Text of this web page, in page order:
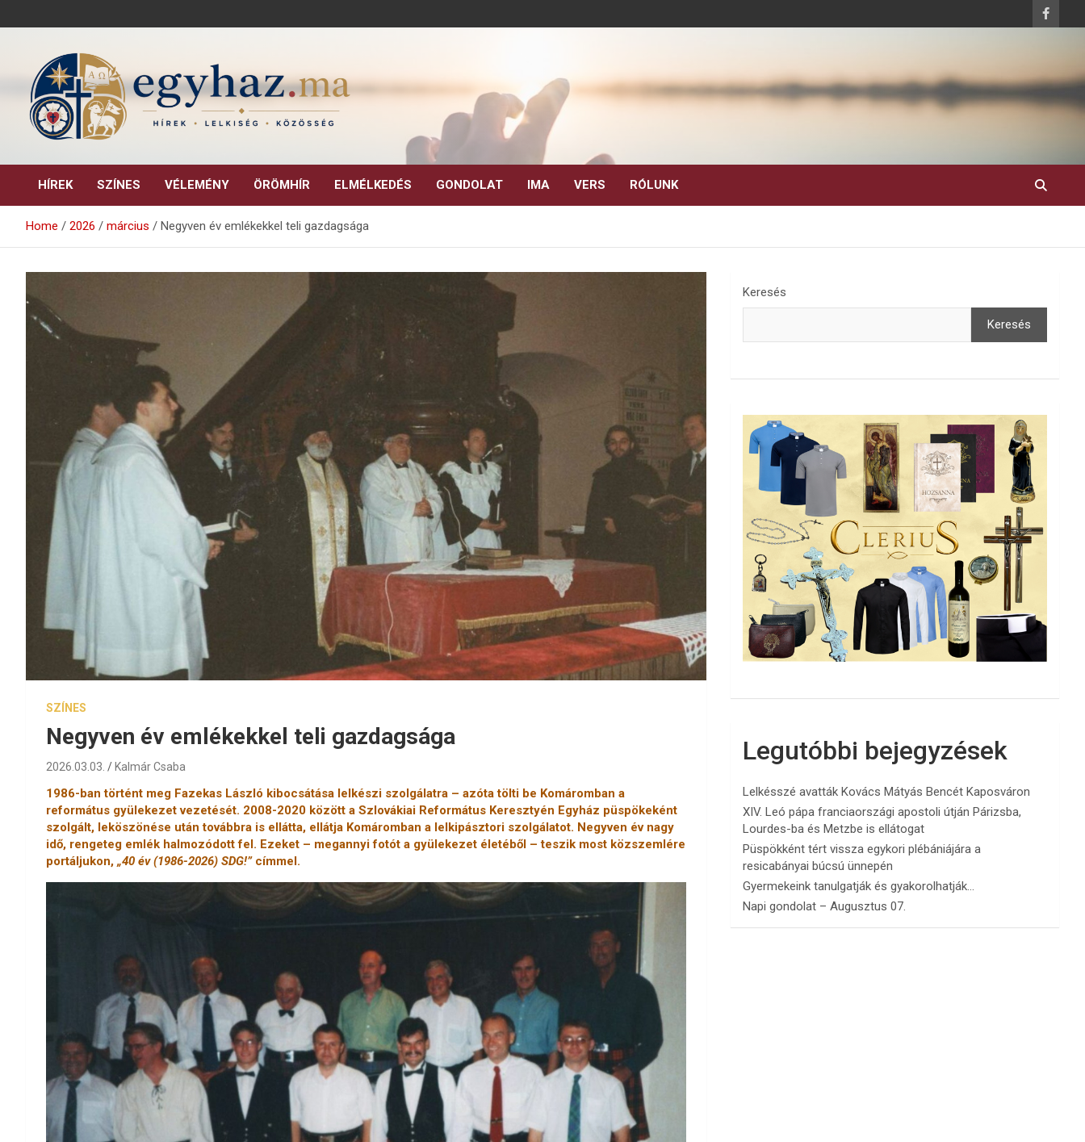
to
egyhaz.ma
HÍREK SZÍNES VÉLEMÉNY ÖRÖMHÍR ELMÉLKEDÉS GONDOLAT IMA VERS RÓLUNK
Home 2026 március Negyven év emlékekkel teli gazdagsága
SZÍNES
Negyven év emlékekkel teli gazdagsága
2026.03.03. Kalmár Csaba
1986-ban történt meg Fazekas László kibocsátása lelkészi szolgálatra – azóta tölti be Komáromban a
református gyülekezet vezetését. 2008-2020 között a Szlovákiai Református Keresztyén Egyház püspökeként
szolgált, leköszönése után továbbra is ellátta, ellátja Komáromban a lelkipásztori szolgálatot. Negyven év nagy
idő, rengeteg emlék halmozódott fel. Ezeket – megannyi fotót a gyülekezet életéből – teszik most közszemlére
portáljukon, „40 év (1986-2026) SDG!”címmel.
Keresés
Keresés
Legutóbbi bejegyzések
Lelkésszé avatták Kovács Mátyás Bencét Kaposváron
XIV. Leó pápa franciaországi apostoli útján Párizsba,
Lourdes-ba és Metzbe is ellátogat
Püspökként tért vissza egykori plébániájára a
resicabányai búcsú ünnepén
Gyermekeink tanulgatják és gyakorolhatják…
Napi gondolat – Augusztus 07.